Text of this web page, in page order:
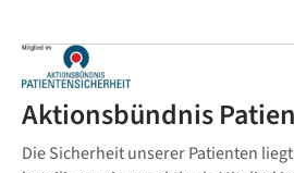
Aktionsbündnis
Die Sicherheit unserer Patienten